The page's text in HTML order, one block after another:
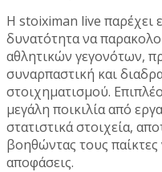
Η stoiximan live παρέχει
δυνατότητα να
αθλητικών γεγονότων,
συναρπαστική και
στοιχηματισμού.
μεγάλη ποικιλία από
στατιστικά στοιχεία,
βοηθώντας τους
αποφάσεις.